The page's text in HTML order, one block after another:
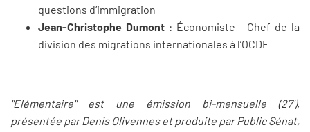
questions d’immigration
Jean-Christophe Dumont: Économiste - Chef de la
division des migrations internationales à l’OCDE
"Elémentaire" est une émission bi-mensuelle (27'),
présentée par Denis Olivennes et produite par Public Sénat,